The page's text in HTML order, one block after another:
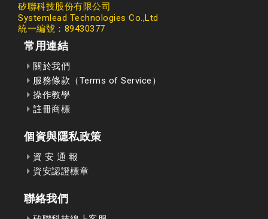
矽聯科技股份有限公司
Systemlead Technologies Co.,Ltd
統一編號：89430377
常用連結
關於我們
服務條款（Terms of Service）
操作教學
註冊商標
個資與隱私政策
資 安 通 報
資安認證標章
聯絡我們